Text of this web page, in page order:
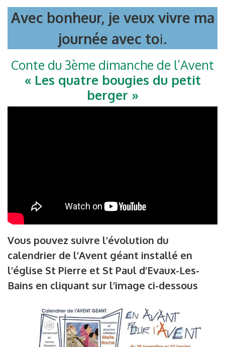
Avec bonheur, je veux vivre ma
journée avec toi.
Conte du 3ème dimanche de l’Avent
« Les quatre bougies du petit
berger »
Vous pouvez suivre l’évolution du
calendrier de l’Avent géant installé en
l’église St Pierre et St Paul d’Evaux-Les-
Bains en cliquant sur l’image ci-dessous